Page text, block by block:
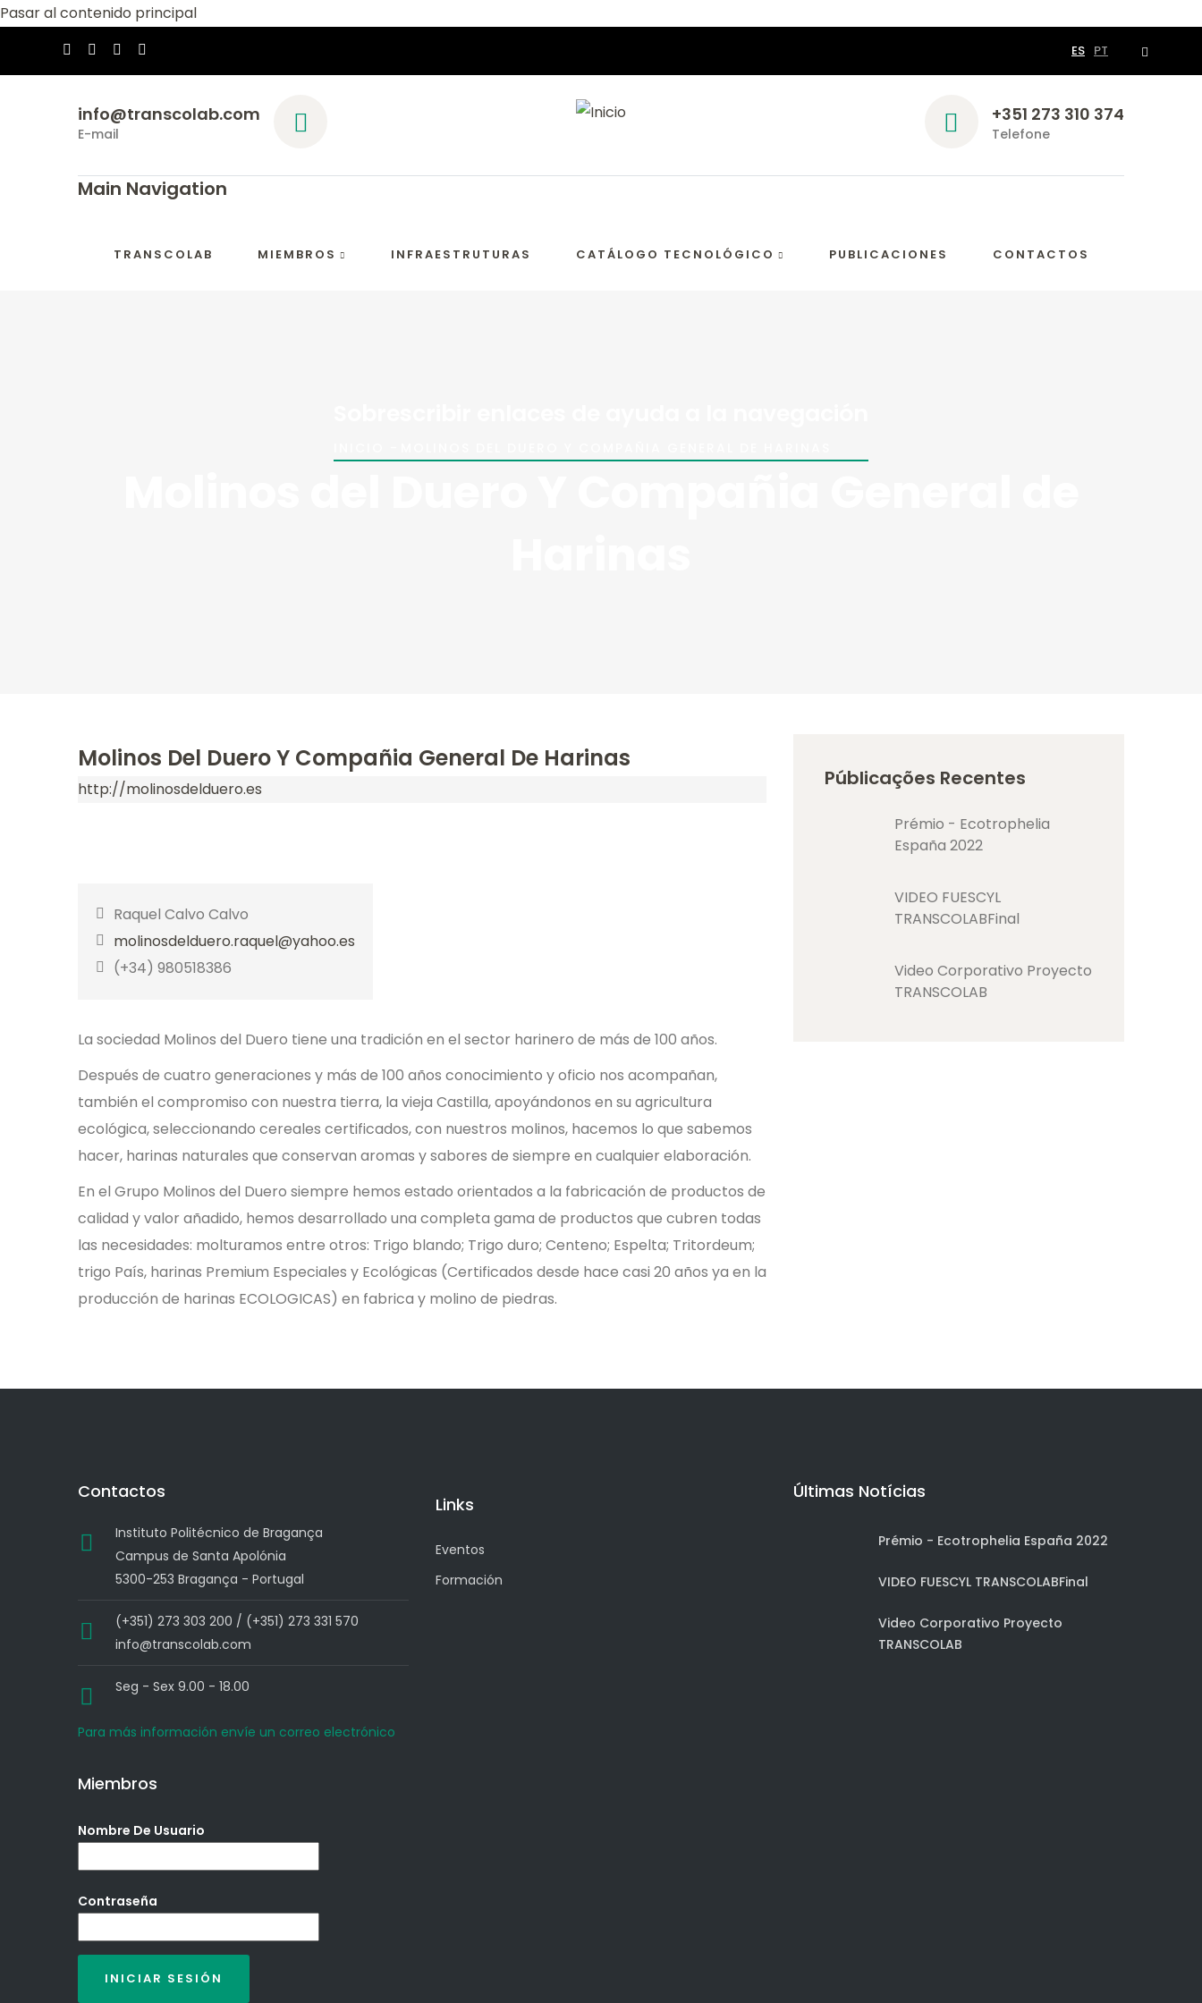
Pasar al contenido principal
PT
ES
info@transcolab.com
E-mail
+351 273 310 374
Telefone
Main Navigation
TRANSCOLAB MIEMBROS INFRAESTRUTURAS CATÁLOGO TECNOLÓGICO PUBLICACIONES CONTACTOS
Molinos Del Duero Y Compañia General De Harinas
http://molinosdelduero.es
Raquel Calvo Calvo
molinosdelduero.raquel@yahoo.es
(+34) 980518386
La sociedad Molinos del Duero tiene una tradición en el sector harinero de más de 100 años.
Después de cuatro generaciones y más de 100 años conocimiento y oficio nos acompañan,
también el compromiso con nuestra tierra, la vieja Castilla, apoyándonos en su agricultura
ecológica, seleccionando cereales certificados, con nuestros molinos, hacemos lo que sabemos
hacer, harinas naturales que conservan aromas y sabores de siempre en cualquier elaboración.
En el Grupo Molinos del Duero siempre hemos estado orientados a la fabricación de productos de
calidad y valor añadido, hemos desarrollado una completa gama de productos que cubren todas
las necesidades: molturamos entre otros: Trigo blando; Trigo duro; Centeno; Espelta; Tritordeum;
trigo País, harinas Premium Especiales y Ecológicas (Certificados desde hace casi 20 años ya en la
producción de harinas ECOLOGICAS) en fabrica y molino de piedras.
Públicações Recentes
Prémio - Ecotrophelia
España 2022
VIDEO FUESCYL
TRANSCOLABFinal
Video Corporativo Proyecto
TRANSCOLAB
Contactos
Instituto Politécnico de Bragança
Campus de Santa Apolónia
5300-253 Bragança - Portugal
(+351) 273 303 200 / (+351) 273 331 570
info@transcolab.com
Seg - Sex 9.00 - 18.00
Para más información envíe un correo electrónico
Links
Eventos
Formación
Últimas Notícias
Prémio - Ecotrophelia España 2022
VIDEO FUESCYL TRANSCOLABFinal
Video Corporativo Proyecto
TRANSCOLAB
Miembros
Nombre De Usuario
Contraseña